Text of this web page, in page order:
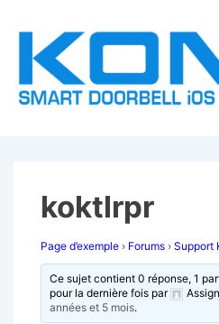
passer
contenu
koktlrpr
Page d’exemple › Forums › Support
Ce sujet contient 0 réponse, 1
pour la dernière fois par
années et 5 mois.